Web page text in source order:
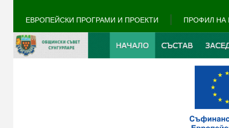
ЕВРОПЕЙСКИ ПРОГРАМИ И ПРОЕКТИ ПРОФИЛ НА